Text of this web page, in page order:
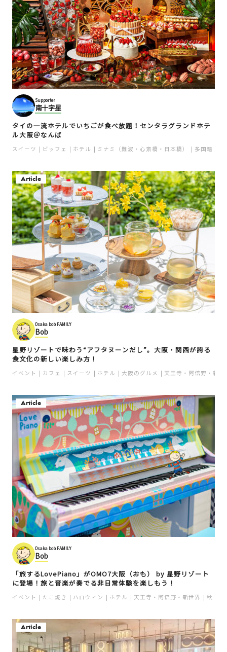
Supporter
南十字星
タイの一流ホテルでいちごが食べ放題！センタラグランドホテ
ル大阪＠なんば
スイーツ ビッフェ ホテル ミナミ（難波・心斎橋・日本橋） 多国籍
Article
Osaka bob FAMILY
Bob
星野リゾートで味わう“アフタヌーンだし”。大阪・関西が誇る
食文化の新しい楽しみ方！
イベント カフェ スイーツ ホテル 大阪のグルメ 天王寺・阿倍野・新世
Article
Osaka bob FAMILY
Bob
「旅するLovePiano」がOMO7大阪（おも） by 星野リゾート
に登場！旅と音楽が奏でる非日常体験を楽しもう！
イベント たこ焼き ハロウィン ホテル 天王寺・阿倍野・新世界 秋
Article